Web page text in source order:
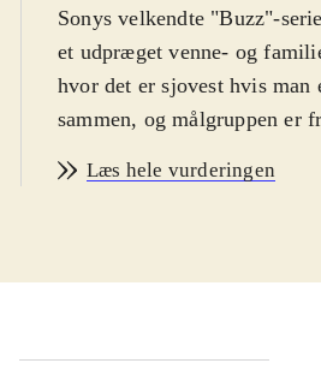
Sonys velkendte "Buzz"-
et udpræget venne- og
hvor det er sjovest hvis man
sammen, og målgruppen er
PEGI: 12+ med ikon for vold
over 4000 nye spørgsmål,
on-line. Selvom titlen
Læs hele vurderingen